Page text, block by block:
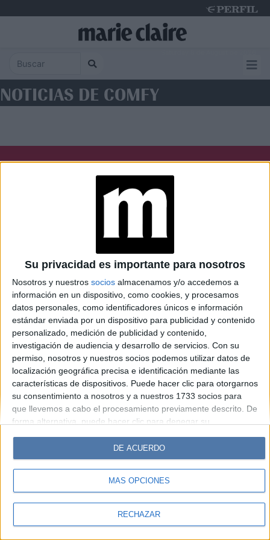
Su privacidad es importante para nosotros
Nosotros y nuestros socios almacenamos y/o accedemos a
información en un dispositivo, como cookies, y procesamos
datos personales, como identificadores únicos e información
estándar enviada por un dispositivo para publicidad y contenido
personalizado, medición de publicidad y contenido,
investigación de audiencia y desarrollo de servicios. Con su
permiso, nosotros y nuestros socios podemos utilizar datos de
localización geográfica precisa e identificación mediante las
características de dispositivos. Puede hacer clic para otorgarnos
su consentimiento a nosotros y a nuestros 1733 socios para
que llevemos a cabo el procesamiento previamente descrito. De
forma alternativa, puede hacer clic para denegar su
cambiar sus preferencias antes de otorgar su consentimiento.
Tenga en cuenta que algún procesamiento de sus datos
personales puede no requerir de su consentimiento, pero usted
tiene el derecho de rechazar tal procesamiento. Sus
sus preferencias o retirar su consentimiento en cualquier
MÁS OPCIONES
RECHAZAR
DE ACUERDO
NOTICIAS DE COMFY
Caras Noticias
Weekend Parabrisas
Look
Luz Mía Lunateen Break BATimes
© Perfil.com 2006-2019 - Todos los derechos reservados
Registro de Propiedad Intelectual: Nro. 5346433